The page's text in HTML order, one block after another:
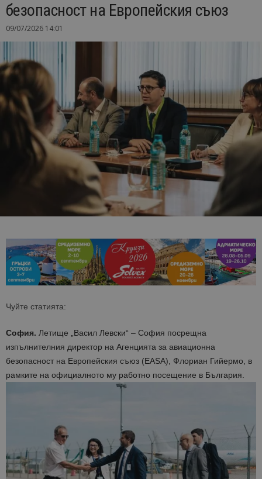
безопасност на Европейския съюз
09/07/2026 14:01
Чуйте статията:
София. Летище „Васил Левски“ – София посрещна
изпълнителния директор на Агенцията за авиационна
безопасност на Европейския съюз (EASA), Флориан Гийермо, в
рамките на официалното му работно посещение в България.